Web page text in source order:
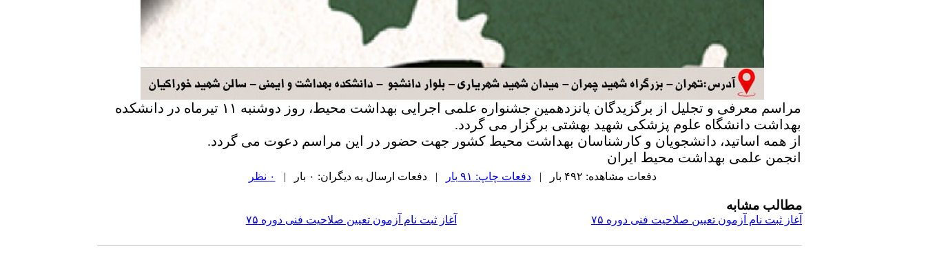
مراسم معرفی و تجلیل از برگزیدگان پانزدهمین جشنواره علمی اجرایی بهداشت محیط، روز دوشنبه ۱۱ تیرماه در دانشکده
بهداشت دانشگاه علوم پزشکی شهید بهشتی برگزار می گردد.
از همه اساتید، دانشجویان و کارشناسان بهداشت محیط کشور جهت حضور در این مراسم دعوت می گردد.
انجمن علمی بهداشت محیط ایران
دفعات مشاهده: ۴۹۲ بار | دفعات چاپ: ۹۱ بار | دفعات ارسال به دیگران: ۰ بار | ۰ نظر
مطالب مشابه
آغاز ثبت نام آزمون تعیین صلاحیت فنی دوره ۷۵ آغاز ثبت نام آزمون تعیین صلاحیت فنی دوره ۷۵